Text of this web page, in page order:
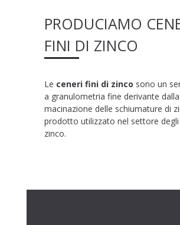
PRODUCIAMO
FINI DI ZINCO
Le ceneri fini di zinco sono un
a granulometria fine derivante
macinazione delle schiumature di
prodotto utilizzato nel settore degli
zinco.